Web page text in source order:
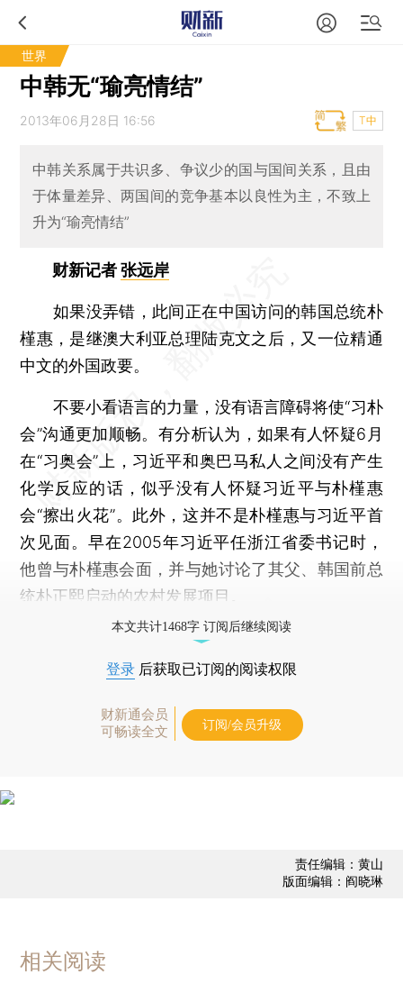
世界
中韩无“瑜亮情结”
2013年06月28日 16:56 T中
中韩关系属于共识多、争议少的国与国间关系，且由
于体量差异、两国间的竞争基本以良性为主，不致上
升为“瑜亮情结”
财新记者张远岸
如果没弄错，此间正在中国访问的韩国总统朴
槿惠，是继澳大利亚总理陆克文之后，又一位精通
中文的外国政要。
不要小看语言的力量，没有语言障碍将使“习朴
会”沟通更加顺畅。有分析认为，如果有人怀疑6月
在“习奥会”上，习近平和奥巴马私人之间没有产生
化学反应的话，似乎没有人怀疑习近平与朴槿惠
会“擦出火花”。此外，这并不是朴槿惠与习近平首
次见面。早在2005年习近平任浙江省委书记时，
他曾与朴槿惠会面，并与她讨论了其父、韩国前总
统朴正熙启动的农村发展项目。
本文共计1468字 订阅后继续阅读
登录 后获取已订阅的阅读权限
财新通会员
可畅读全文
订阅/会员升级
责任编辑：黄山
版面编辑：阎晓琳
相关阅读